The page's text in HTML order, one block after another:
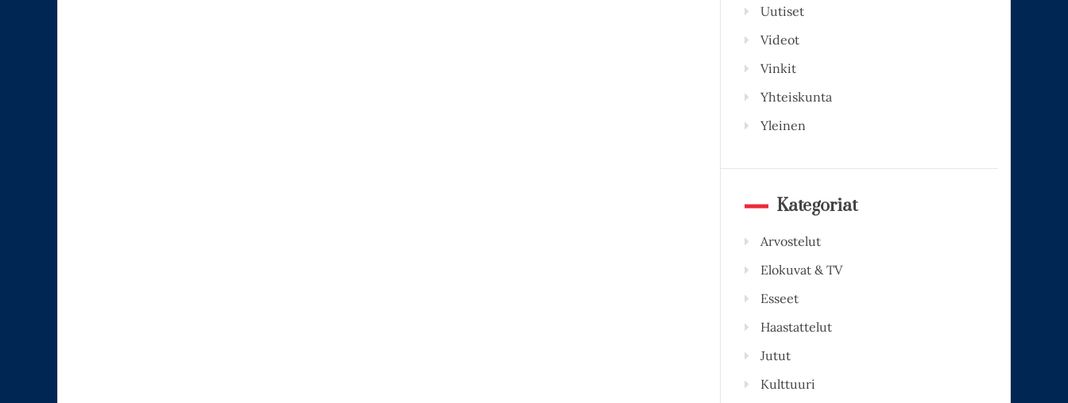
Uutiset
Videot
Vinkit
Yhteiskunta
Yleinen
Kategoriat
Arvostelut
Elokuvat & TV
Esseet
Haastattelut
Jutut
Kulttuuri